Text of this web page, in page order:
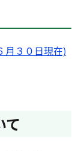
月３０日現在)
て